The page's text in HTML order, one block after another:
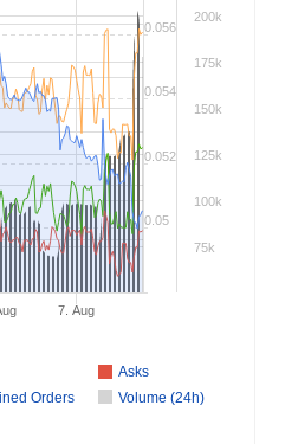
Asks
Orders
Volume (24h)
7. Aug
0.05
0.052
0.054
0.056
75k
100k
125k
150k
175k
200k